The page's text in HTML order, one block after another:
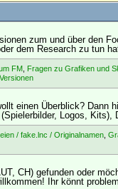
zum und über den
dem Research zu tun
FM Fragen zu Grafiken und
einen Überblick? Dann
Logos, Kits),
/ fake.lnc / Originalnamen ,
CH) gefunden oder
Ihr könnt